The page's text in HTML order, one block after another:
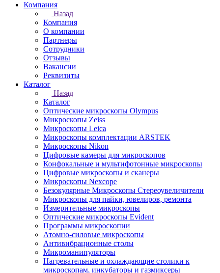
Компания
Назад
Компания
О компании
Партнеры
Сотрудники
Отзывы
Вакансии
Реквизиты
Каталог
Назад
Каталог
Оптические микроскопы Olympus
Микроскопы Zeiss
Микроскопы Leica
Микроскопы комплектации ARSTEK
Микроскопы Nikon
Цифровые камеры для микроскопов
Конфокальные и мультифотонные микроскопы
Цифровые микроскопы и сканеры
Микроскопы Nexcope
Безокулярные Микроскопы Стереоувеличители
Микроскопы для пайки, ювелиров, ремонта
Измерительные микроскопы
Оптические микроскопы Evident
Программы микроскопии
Атомно-силовые микроскопы
Антивибрационные столы
Микроманипуляторы
Нагревательные и охлаждающие столики к
микроскопам, инкубаторы и газмиксеры